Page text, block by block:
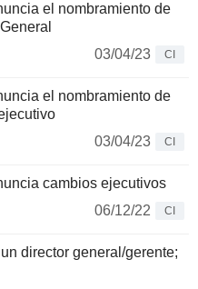
el nombramiento de
03/04/23
CI
el nombramiento de
03/04/23
CI
cambios ejecutivos
06/12/22
CI
director general/gerente;